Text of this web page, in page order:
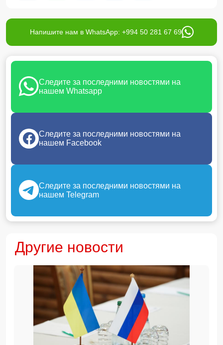
Напишите нам в WhatsApp: +994 50 281 67 69
Следите за последними новостями на
нашем Whatsapp
Следите за последними новостями на
нашем Facebook
Следите за последними новостями на
нашем Telegram
Другие новости